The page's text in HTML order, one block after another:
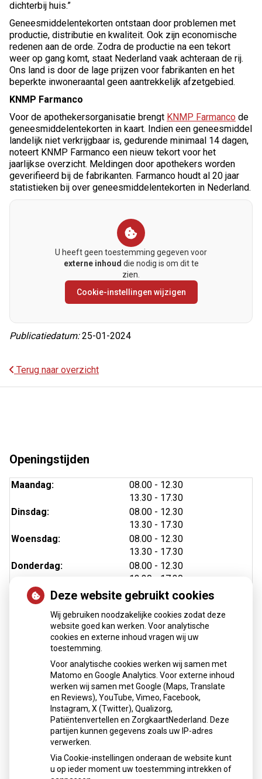
dichterbij huis.”
Geneesmiddelentekorten ontstaan door problemen met
productie, distributie en kwaliteit. Ook zijn economische
redenen aan de orde. Zodra de productie na een tekort
weer op gang komt, staat Nederland vaak achteraan de rij.
Ons land is door de lage prijzen voor fabrikanten en het
beperkte inwoneraantal geen aantrekkelijk afzetgebied.
KNMP Farmanco
Voor de apothekersorganisatie brengt KNMP Farmanco de
geneesmiddelentekorten in kaart. Indien een geneesmiddel
landelijk niet verkrijgbaar is, gedurende minimaal 14 dagen,
noteert KNMP Farmanco een nieuw tekort voor het
jaarlijkse overzicht. Meldingen door apothekers worden
geverifieerd bij de fabrikanten. Farmanco houdt al 20 jaar
statistieken bij over geneesmiddelentekorten in Nederland.
U heeft geen toestemming gegeven voor
externe inhoud die nodig is om dit te
zien.
Cookie-instellingen wijzigen
Publicatiedatum:25-01-2024
Terug naar overzicht
Openingstijden
Maandag: 08.00 tot
- 12.30
13.30 tot
- 17.30
Dinsdag:
08.00 tot
- 12.30
13.30 tot
- 17.30
Woensdag:
08.00 tot
- 12.30
13.30 tot
- 17.30
Donderdag:
08.00 tot
- 12.30
13.30
tot
- 17.30
Vrijdag:
08.00tot
- 12.30
Medicijnen mee op reis?
Klanttevredenheidsonderzoek score
Toestemming uitwisseling/delen medische gegevens
vanaf 12 jaar en 16 jaar
Vitaliteits- en informatiemarkt 25 maart 2026
Sinds huisartsen afslankmedicijnen mogen voorschrijven,
neemt gebruik toe
Deze website gebruikt cookies
Wij gebruiken noodzakelijke cookies zodat deze
website goed kan werken. Voor analytische
cookies en externe inhoud vragen wij uw
toestemming.
Voor analytische cookies werken wij samen met
Matomo en Google Analytics. Voor externe inhoud
werken wij samen met Google (Maps, Translate
en Reviews), YouTube, Vimeo, Facebook,
Instagram, X (Twitter), Qualizorg,
Patiëntenvertellen en ZorgkaartNederland. Deze
partijen kunnen gegevens zoals uw IP-adres
verwerken.
Via Cookie-instellingen onderaan de website kunt
u op ieder moment uw toestemming intrekken of